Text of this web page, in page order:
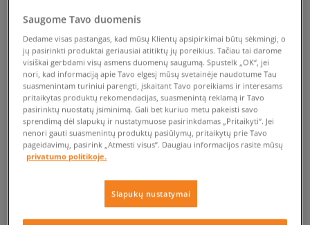
Saugome Tavo duomenis
Dedame visas pastangas, kad mūsų Klientų apsipirkimai būtų sėkmingi, o
jų pasirinkti produktai geriausiai atitiktų jų poreikius. Tačiau tai darome
visiškai gerbdami visų asmens duomenų saugumą. Spustelk „OK“, jei
nori, kad informaciją apie Tavo elgesį mūsų svetainėje naudotume Tau
suasmenintam turiniui parengti, įskaitant Tavo poreikiams ir interesams
pritaikytas produktų rekomendacijas, suasmenintą reklamą ir Tavo
pasirinktų nuostatų įsiminimą. Gali bet kuriuo metu pakeisti savo
sprendimą dėl slapukų ir nustatymuose pasirinkdamas „Pritaikyti“. Jei
nenori gauti suasmenintų produktų pasiūlymų, pritaikytų prie Tavo
pageidavimų, pasirink „Atmesti visus”. Daugiau informacijos rasite mūsų
privatumo politikoje.
Slapukų nustatymai